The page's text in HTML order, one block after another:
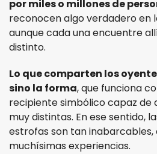
por miles o millones de
reconocen algo verdadero en
aunque cada una encuentre
distinto.
Lo que comparten los
sino la forma, que funciona
recipiente simbólico capaz de
muy distintas. En ese sentido,
estrofas son tan
muchísimas experiencias.